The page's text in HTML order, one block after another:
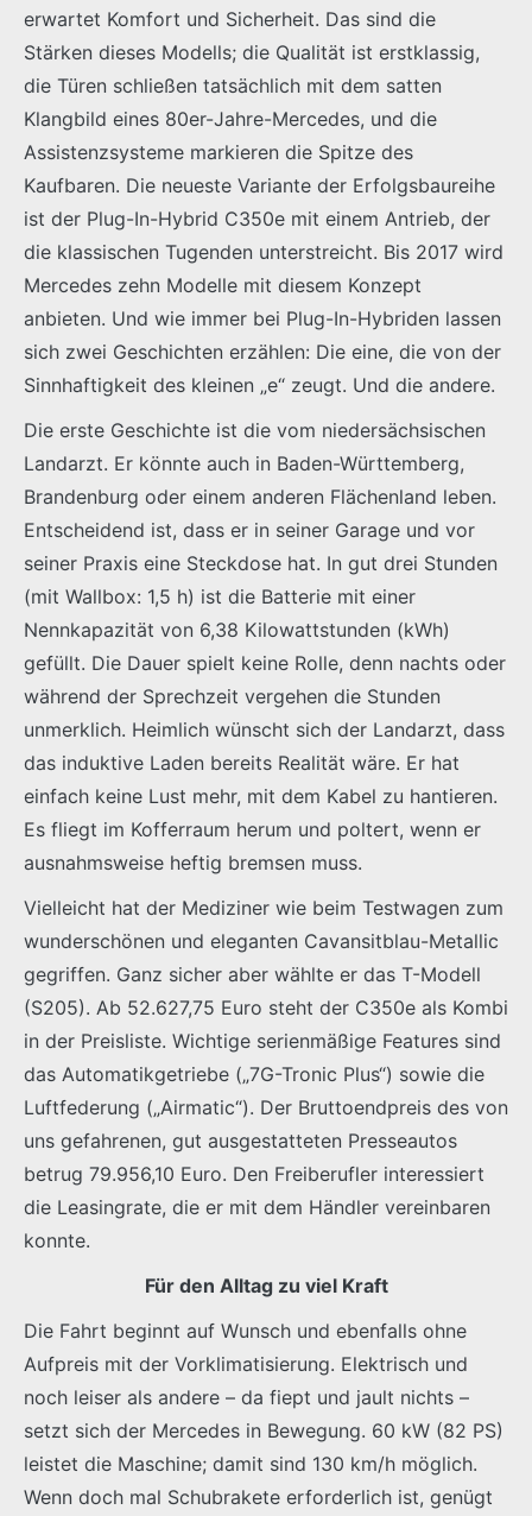
erwartet Komfort und Sicherheit. Das sind die
Stärken dieses Modells; die Qualität ist erstklassig,
die Türen schließen tatsächlich mit dem satten
Klangbild eines 80er-Jahre-Mercedes, und die
Assistenzsysteme markieren die Spitze des
Kaufbaren. Die neueste Variante der Erfolgsbaureihe
ist der Plug-In-Hybrid C350e mit einem Antrieb, der
die klassischen Tugenden unterstreicht. Bis 2017 wird
Mercedes zehn Modelle mit diesem Konzept
anbieten. Und wie immer bei Plug-In-Hybriden lassen
sich zwei Geschichten erzählen: Die eine, die von der
Sinnhaftigkeit des kleinen „e“ zeugt. Und die andere.
Die erste Geschichte ist die vom niedersächsischen
Landarzt. Er könnte auch in Baden-Württemberg,
Brandenburg oder einem anderen Flächenland leben.
Entscheidend ist, dass er in seiner Garage und vor
seiner Praxis eine Steckdose hat. In gut drei Stunden
(mit Wallbox: 1,5 h) ist die Batterie mit einer
Nennkapazität von 6,38 Kilowattstunden (kWh)
gefüllt. Die Dauer spielt keine Rolle, denn nachts oder
während der Sprechzeit vergehen die Stunden
unmerklich. Heimlich wünscht sich der Landarzt, dass
das induktive Laden bereits Realität wäre. Er hat
einfach keine Lust mehr, mit dem Kabel zu hantieren.
Es fliegt im Kofferraum herum und poltert, wenn er
ausnahmsweise heftig bremsen muss.
Vielleicht hat der Mediziner wie beim Testwagen zum
wunderschönen und eleganten Cavansitblau-Metallic
gegriffen. Ganz sicher aber wählte er das T-Modell
(S205). Ab 52.627,75 Euro steht der C350e als Kombi
in der Preisliste. Wichtige serienmäßige Features sind
das Automatikgetriebe („7G-Tronic Plus“) sowie die
Luftfederung („Airmatic“). Der Bruttoendpreis des von
uns gefahrenen, gut ausgestatteten Presseautos
betrug 79.956,10 Euro. Den Freiberufler interessiert
die Leasingrate, die er mit dem Händler vereinbaren
konnte.
Für den Alltag zu viel Kraft
Die Fahrt beginnt auf Wunsch und ebenfalls ohne
Aufpreis mit der Vorklimatisierung. Elektrisch und
noch leiser als andere – da fiept und jault nichts –
setzt sich der Mercedes in Bewegung. 60 kW (82 PS)
leistet die Maschine; damit sind 130 km/h möglich.
Wenn doch mal Schubrakete erforderlich ist, genügt